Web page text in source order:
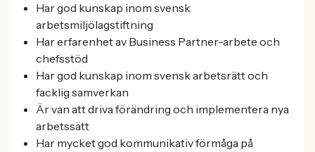
Har god kunskap inom svensk
arbetsmiljölagstiftning
Har erfarenhet av Business Partner-arbete och
chefsstöd
Har god kunskap inom svensk arbetsrätt och
facklig samverkan
Är van att driva förändring och implementera nya
arbetssätt
Har mycket god kommunikativ förmåga på